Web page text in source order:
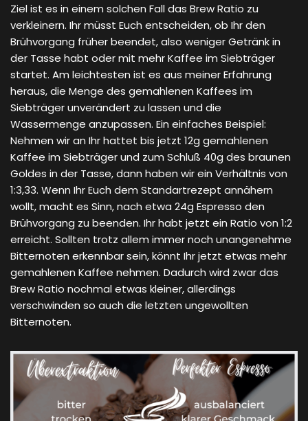
Ziel ist es in einem solchen Fall das Brew Ratio zu
verkleinern. Ihr müsst Euch entscheiden, ob Ihr den
Brühvorgang früher beendet, also weniger Getränk in
der Tasse habt oder mit mehr Kaffee im Siebträger
startet. Am leichtesten ist es aus meiner Erfahrung
heraus, die Menge des gemahlenen Kaffees im
Siebträger unverändert zu lassen und die
Wassermenge anzupassen. Ein einfaches Beispiel:
Nehmen wir an Ihr hattet bis jetzt 12g gemahlenen
Kaffee im Siebträger und zum Schluß 40g des braunen
Goldes in der Tasse, dann haben wir ein Verhältnis von
1:3,33. Wenn Ihr Euch dem Standartrezept annähern
wollt, macht es Sinn, nach etwa 24g Espresso den
Brühvorgang zu beenden. Ihr habt jetzt ein Ratio von 1:2
erreicht. Sollten trotz allem immer noch unangenehme
Bitternoten erkennbar sein, könnt Ihr jetzt etwas mehr
gemahlenen Kaffee nehmen. Dadurch wird zwar das
Brew Ratio nochmal etwas kleiner, allerdings
verschwinden so auch die letzten ungewollten
Bitternoten.